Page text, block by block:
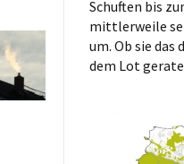
Schuften bis
mittlerweile
um. Ob sie
dem Lot